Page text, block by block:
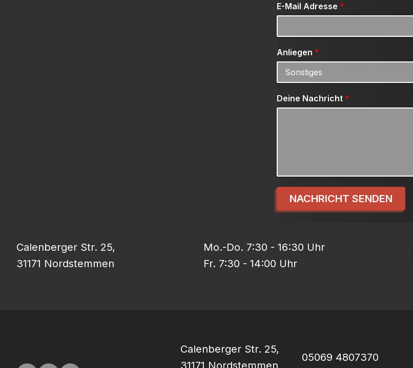
E-Mail Adresse *
Anliegen *
Deine Nachricht *
NACHRICHT SENDEN
Calenberger Str. 25,
31171 Nordstemmen
Mo.-Do. 7:30 - 16:30 Uhr
Fr. 7:30 - 14:00 Uhr
Calenberger Str. 25,
05069 4807370